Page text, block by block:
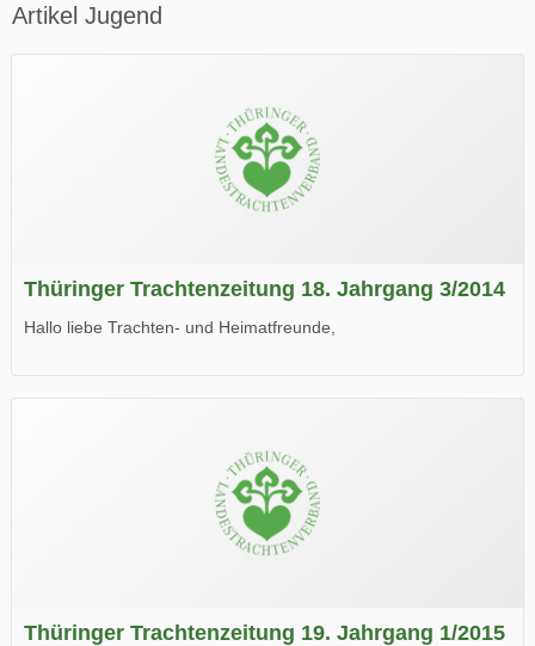
Artikel Jugend
Thüringer Trachtenzeitung 18. Jahrgang 3/2014
Hallo liebe Trachten- und Heimatfreunde,
Wir wünschen Euch viel Spaß beim Lesen.
Thüringer Trachtenzeitung 19. Jahrgang 1/2015